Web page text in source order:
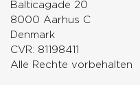
Balticagade 20
8000 Aarhus C
Denmark
CVR: 81198411
Alle Rechte vorbehalten